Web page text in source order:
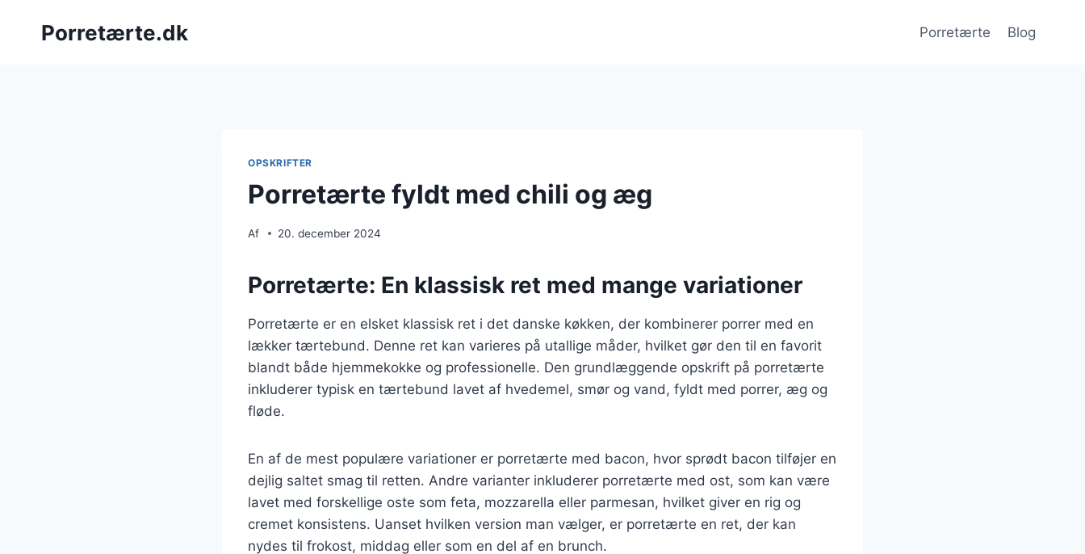
Porretærte.dk Porretærte Blog
OPSKRIFTER
Porretærte fyldt med chili og æg
Af 20. december 2024
Porretærte: En klassisk ret med mange variationer
Porretærte er en elsket klassisk ret i det danske køkken, der kombinerer porrer med en
lækker tærtebund. Denne ret kan varieres på utallige måder, hvilket gør den til en favorit
blandt både hjemmekokke og professionelle. Den grundlæggende opskrift på porretærte
inkluderer typisk en tærtebund lavet af hvedemel, smør og vand, fyldt med porrer, æg og
fløde.
En af de mest populære variationer er porretærte med bacon, hvor sprødt bacon tilføjer en
dejlig saltet smag til retten. Andre varianter inkluderer porretærte med ost, som kan være
lavet med forskellige oste som feta, mozzarella eller parmesan, hvilket giver en rig og
cremet konsistens. Uanset hvilken version man vælger, er porretærte en ret, der kan
nydes til frokost, middag eller som en del af en brunch.